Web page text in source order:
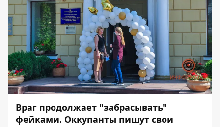
Враг продолжает "забрасывать"
фейками. Оккупанты пишут свои